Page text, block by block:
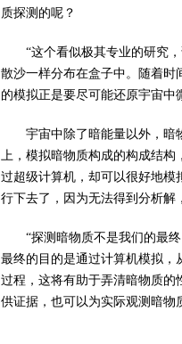
质探测的呢？
“这个看似极其专业的研究
散沙一样分布在盒子中。随着时
的模拟正是要尽可能还原宇宙中
宇宙中除了暗能量以外，暗
上，模拟暗物质构成的构成结构
过超级计算机，却可以很好地模
行下去了，因为无法得到分析解
“探测暗物质不是我们的最
最终的目的是通过计算机模拟，
过程，这将有助于弄清暗物质的
供证据，也可以为实际观测暗物